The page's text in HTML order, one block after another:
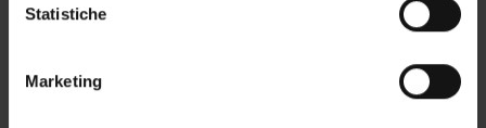
raccogliere informazioni sulla tua posizione
geografica, con un'approssimazione di qualche
Identificare il tuo dispositivo, scansionandolo
Statistiche
Marketing